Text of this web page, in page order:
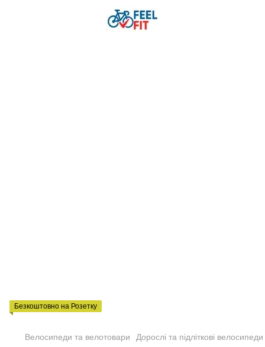
Безкоштовно на Розетку
Велосипеди та велотовари Дорослі та підліткові велосипеди